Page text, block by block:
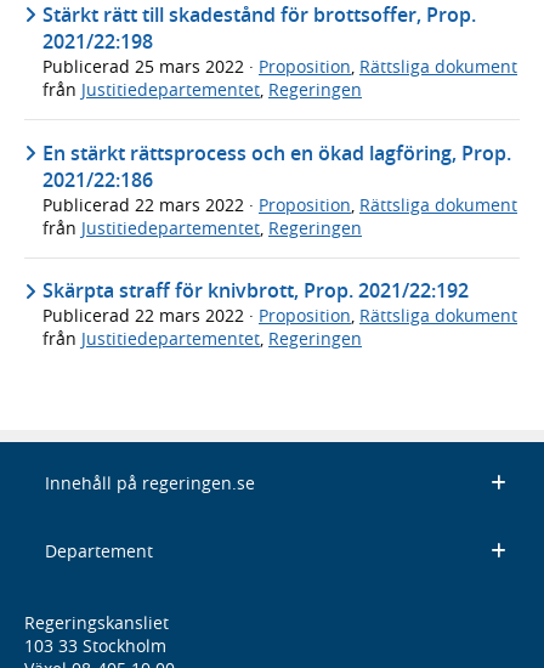
Stärkt rätt till skadestånd för brottsoffer, Prop.
2021/22:198
Publicerad 25 mars 2022 · Proposition, Rättsliga dokument
från Justitiedepartementet, Regeringen
En stärkt rättsprocess och en ökad lagföring, Prop.
2021/22:186
Publicerad 22 mars 2022 · Proposition Rättsliga dokument
från Justitiedepartementet Regeringen
Skärpta straff för knivbrott, Prop. 2021/22:192
Publicerad 22 mars 2022 · Proposition, Rättsliga dokument
från Justitiedepartementet, Regeringen
Innehåll på regeringen.se
Departement
Regeringskansliet
103 33 Stockholm